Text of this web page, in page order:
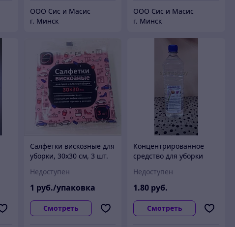
ООО Сис и Масис
г. Минск
ООО Сис и Масис
г. Минск
Салфетки вискозные для
уборки, 30х30 см, 3 шт.
Недоступен
1 руб./упаковка
Смотреть
Концентрированное
средство для уборки
1л.
Недоступен
1.80 руб.
Смотреть